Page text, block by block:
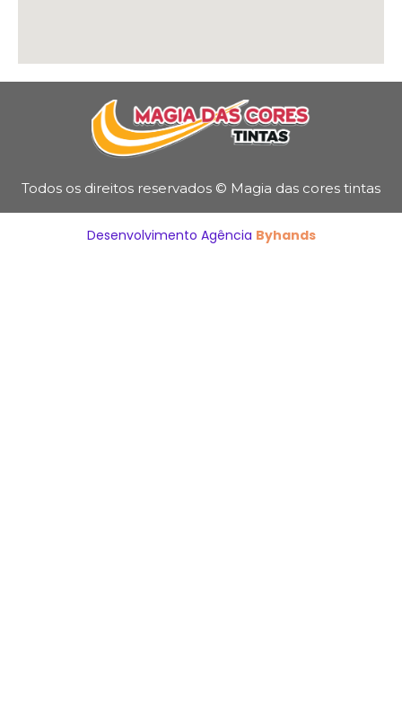
Todos os direitos reservados © Magia das cores tintas
Desenvolvimento Agência Byhands